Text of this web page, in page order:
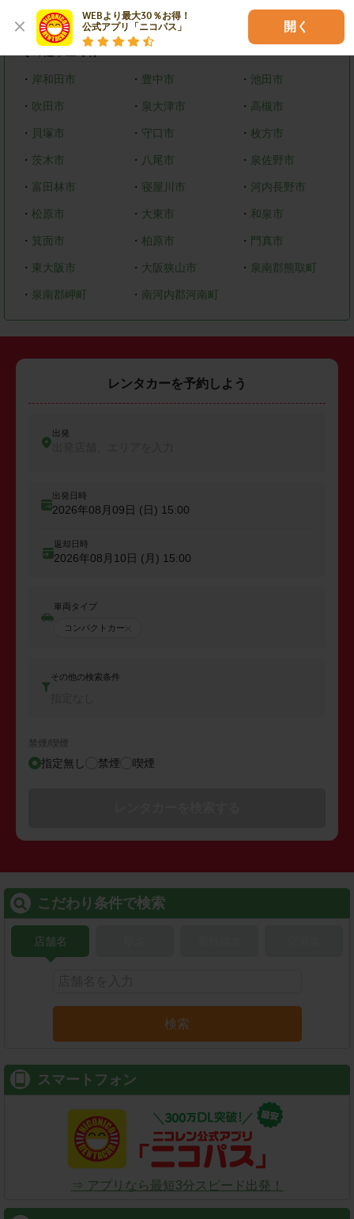
WEBより最大30％お得！
公式アプリ「ニコパス」
開く
美原区
・ 岸和田市 ・ 豊中市 ・ 池田市
・ 吹田市 ・ 泉大津市 ・ 高槻市
・ 貝塚市 ・ 守口市 ・枚方市
・ 茨木市 ・ 八尾市 ・ 泉佐野市
・ 富田林市 ・ 寝屋川市 ・ 河内長野市
・ 松原市 ・ 大東市 ・ 和泉市
・ 箕面市 ・ 柏原市 ・ 門真市
・ 東大阪市 ・ 大阪狭山市 ・ 泉南郡熊取町
・ 泉南郡岬町 ・ 南河内郡河南町
レンタカーを予約しよう
出発
出発日時
2026年08月09日 (日) 15:00
返却日時
2026年08月10日 (月) 15:00
車両タイプ
コンパクトカー
その他の検索条件
禁煙/喫煙
指定無し 禁煙 喫煙
こだわり条件で検索
店舗名
検索
スマートフォン
⇒ アプリなら最短3分スピード出発！